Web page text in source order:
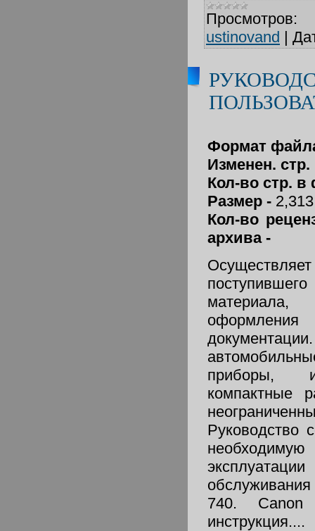
Просмотров:
ustinovand |
Формат
Изменен.
Кол-во стр.
Размер -
Кол-во
архива -
приборы,
компактные
Руководство
740.
инструкция....